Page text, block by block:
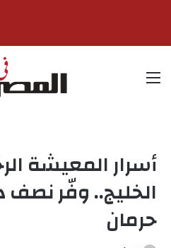
القائمة
أسرار المعيشة
الخليج.. وفّر
حرمان